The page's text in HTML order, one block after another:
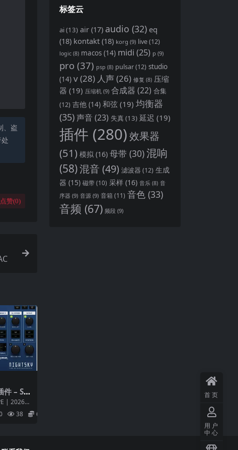
、盗
点赞(0)
件 – Str
Plugin
| 2026年
(A...
38 6.9
标签云
ai(13) air (17) audio (32) eq
(18) kontakt (18) korg (9) live(12)
logic (8) macos (14) midi (25) p (9)
pro (37) psp (8) pulsar(12) studio
(14) v(28) 人声(26) 修复 (8) 压缩
器 (19) 压缩机 (9) 合成器 (22) 合集
(12) 吉他 (14) 和弦 (19) 均衡器
(35) 声音(23) 失真(13) 延迟 (19)
插件 (280)效果器
(51) 模拟 (16) 母带 (30)混响
(58)混音 (49) 滤波器 (12) 生成
器 (15) 磁带(10) 采样 (16) 音乐 (8) 音
序器 (9) 音源 (9) 音箱 (11) 音色 (33)
音频 (67) 频段 (9)
首页
用户
中心